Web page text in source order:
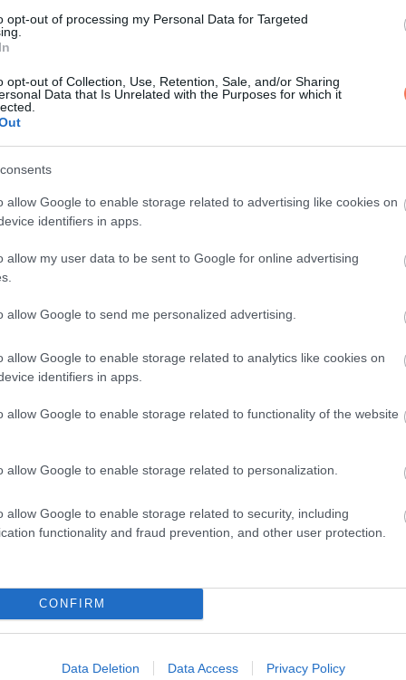
opt-out of processing my Personal Data for Targeted
opt-out of Collection, Use, Retention, Sale, and/or Sharing
Data that Is Unrelated with the Purposes for which it
allow Google to enable storage related to advertising like cookies on
identifiers in apps.
allow my user data to be sent to Google for online advertising
allow Google to send me personalized advertising.
allow Google to enable storage related to analytics like cookies on
identifiers in apps.
allow Google to enable storage related to functionality of the website
allow Google to enable storage related to personalization.
allow Google to enable storage related to security, including
functionality and fraud prevention, and other user protection.
CONFIRM
Data Deletion Data Access Privacy Policy
részleteket.
előre gondolkodik, és ritkán hagy mindent az utolsó percre.
a feladat is felkerül a „majd később” listára, főleg, ha épp
szétszórt.
zuhany halogatása sokszor nem lustaság, inkább az, hogy a
vagy halogatsz, a zuhanyzási szokások
a prioritásaidat, és azt, hogyan kezeled a mindennapokat.
nagymamánál töltötte, aztán